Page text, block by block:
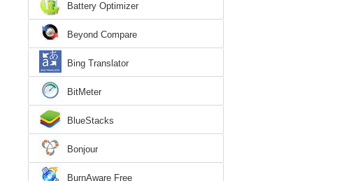
Battery Optimizer
Beyond Compare
Bing Translator
BitMeter
BlueStacks
Bonjour
BurnAware Free